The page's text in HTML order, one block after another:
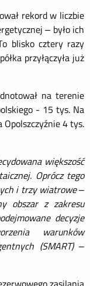
rekord w liczbie
– było ich
blisko cztery razy
przyłączyła już
na terenie
- 15 tys. Na
Opolszczyźnie 4 tys.
większość
Oprócz tego
i trzy wiatrowe–
obszar z zakresu
decyzje
warunków
(SMART)–